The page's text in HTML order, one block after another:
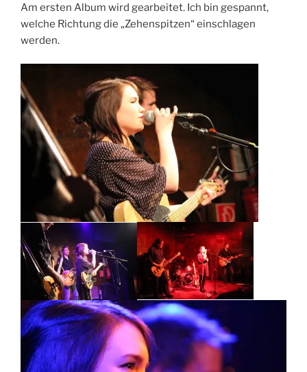
Am ersten Album wird gearbeitet. Ich bin gespannt,
welche Richtung die „Zehenspitzen“ einschlagen
werden.